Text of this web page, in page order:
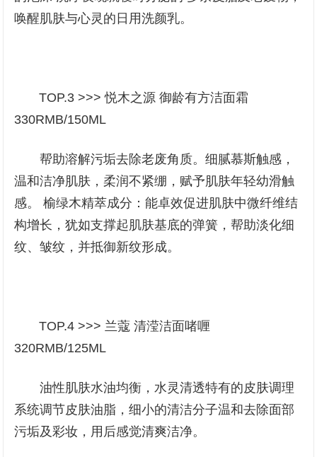
唤醒肌肤与心灵的日用洗颜乳。
TOP.3 >>> 悦木之源 御龄有方洁面霜
330RMB/150ML
帮助溶解污垢去除老废角质。细腻慕斯触感，
温和洁净肌肤，柔润不紧绷，赋予肌肤年轻幼滑触
感。 榆绿木精萃成分：能卓效促进肌肤中微纤维结
构增长，犹如支撑起肌肤基底的弹簧，帮助淡化细
纹、皱纹，并抵御新纹形成。
TOP.4 >>> 兰蔻 清滢洁面啫喱
320RMB/125ML
油性肌肤水油均衡，水灵清透特有的皮肤调理
系统调节皮肤油脂，细小的清洁分子温和去除面部
污垢及彩妆，用后感觉清爽洁净。